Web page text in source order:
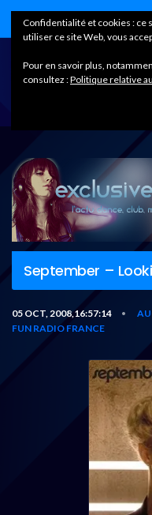
September –
05 OCT, 2008,16:57:14 •
FUN RADIO FRANCE
Confidentialité et cookies : ce
utiliser ce site Web, vous
Pour en savoir plus,
consultez :Politique relative